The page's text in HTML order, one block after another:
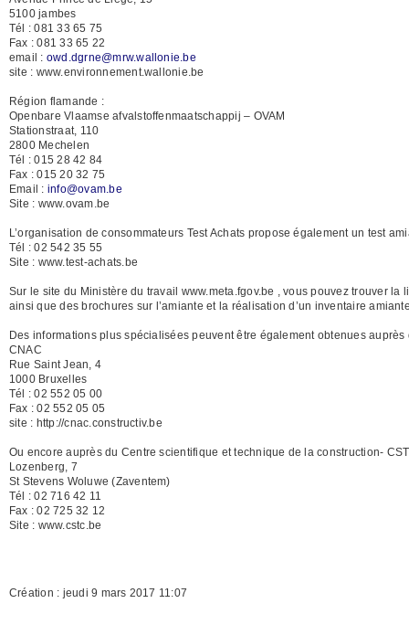
5100 jambes
Tél : 081 33 65 75
Fax : 081 33 65 22
email : owd.dgrne@mrw.wallonie.be
site : www.environnement.wallonie.be
Région flamande :
Openbare Vlaamse afvalstoffenmaatschappij – OVAM
Stationstraat, 110
2800 Mechelen
Tél : 015 28 42 84
Fax : 015 20 32 75
Email : info@ovam.be
Site : www.ovam.be
L’organisation de consommateurs Test Achats propose également un test
Tél : 02 542 35 55
Site : www.test-achats.be
Sur le site du Ministère du travail www.meta.fgov.be , vous pouvez trouver
ainsi que des brochures sur l’amiante et la réalisation d’un inventaire
Des informations plus spécialisées peuvent être également obtenues
CNAC
Rue Saint Jean, 4
1000 Bruxelles
Tél : 02 552 05 00
Fax : 02 552 05 05
site : http://cnac.constructiv.be
Ou encore auprès du Centre scientifique et technique de la construction-
Lozenberg, 7
St Stevens Woluwe (Zaventem)
Tél : 02 716 42 11
Fax : 02 725 32 12
Site : www.cstc.be
Création : jeudi 9 mars 2017 11:07